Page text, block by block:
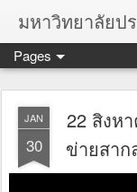
มหาวิทยาลัยป
Pages
JAN
30
22 สิงห
ข่ายสาก